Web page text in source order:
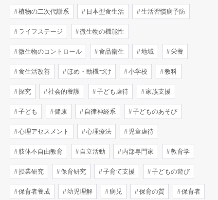
植物の二次代謝系 日本型食生活 生活習慣病予防
ライフステージ 微生物の機能性
微生物のコントロール 食品衛生 地域 栄養
食生活改善 ほめ・動機づけ 小学校 教科
探究 社会的養護 子ども虐待 家族支援
子ども 健康 自律神経系 子どものあそび
心理アセスメント 心理療法 児童虐待
肢体不自由教育 自立活動 内部専門家 教育学
授業研究 保育研究 子育て支援 子どもの遊び
保育者養成 幼児理解 病児 保育の質 保育者